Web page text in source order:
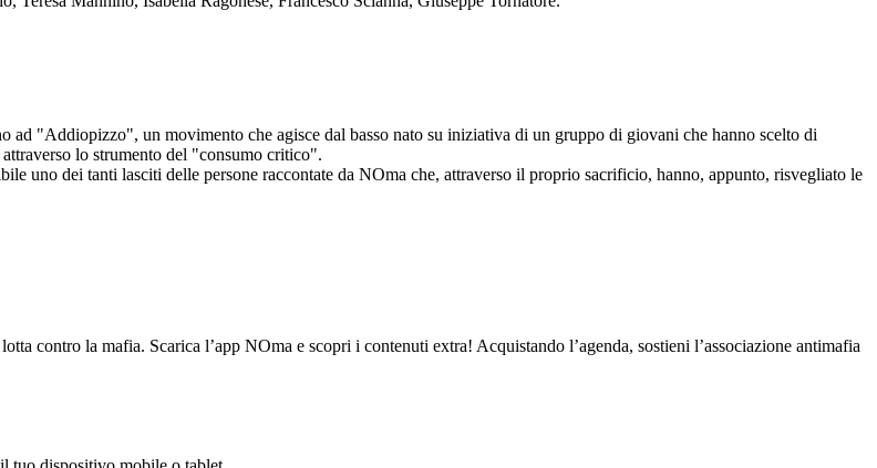
ad "Addiopizzo", un movimento che agisce dal basso nato su iniziativa di un gruppo di giovani che hanno scelto di
lo strumento del "consumo critico".
uno dei tanti lasciti delle persone raccontate da NOma che, attraverso il proprio sacrificio, hanno, appunto, risvegliato le
contro la mafia. Scarica l’app NOma e scopri i contenuti extra! Acquistando l’agenda, sostieni l’associazione antimafia